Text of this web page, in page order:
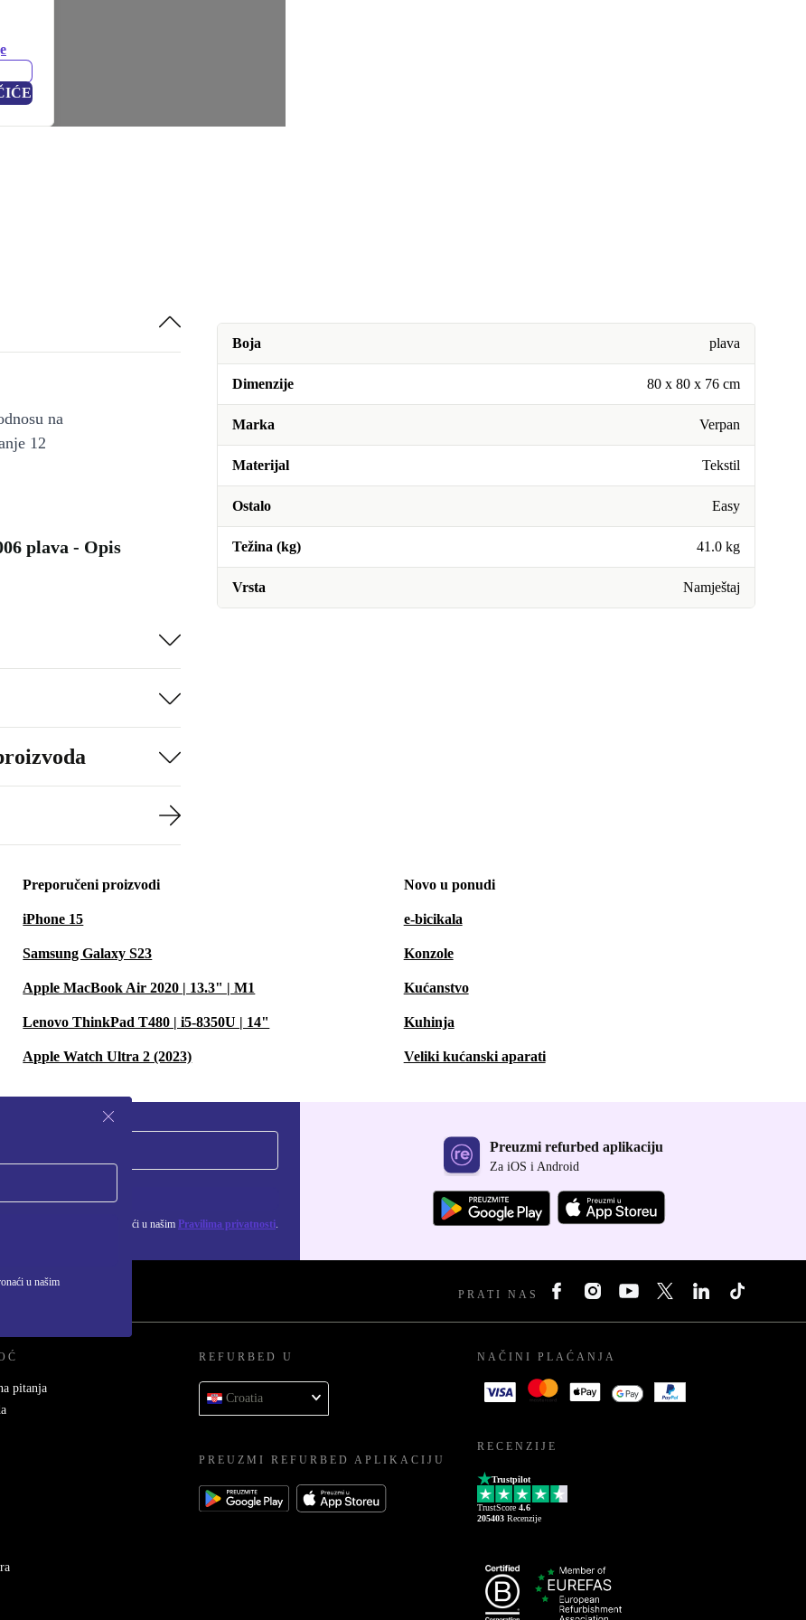
Boja plava
Dimenzije 80 x 80 x 76 cm
Marka Verpan
Materijal Tekstil
Ostalo Easy
Težina (kg) 41.0 kg
Vrsta Namještaj
na
12
plava - Opis
Preporučeni proizvodi
iPhone 15
Samsung Galaxy S23
Apple MacBook Air 2020 | 13.3" | M1
Lenovo ThinkPad T480 | i5-8350U | 14"
Apple Watch Ultra 2 (2023)
Novo u ponudi
e-bicikala
Konzole
Kućanstvo
Kuhinja
Veliki kućanski aparati
u našim
Zatraži kupon
podataka možeš pronaći u našim Pravilima privatnosti.
Preuzmi refurbed aplikaciju
Za iOS i Android
PRATI NAS
pitanja
REFURBED U
Croatia
PREUZMI REFURBED APLIKACIJU
NAČINI PLAĆANJA
RECENZIJE
Trustpilot
TrustScore 4.6
205403 Recenzije